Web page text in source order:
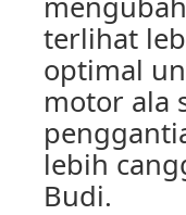
terlihat
optimal
motor ala
lebih
Budi.